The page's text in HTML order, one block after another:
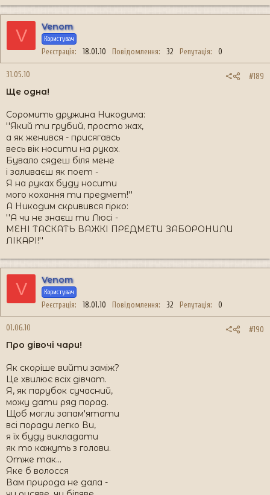
V Venom
Користувач
Реєстрація 18.01.10 Повідомлення 32 Репутація 0
31.05.10 #189
Ще одна!
Соромить дружина Никодима:
''Який ти грубий, просто жах,
а як женився - присягавсь
весь вік носити на руках.
Бувало сядеш біля мене
і заливаєш як поет -
Я на руках буду носити
мого кохання ти предмет!''
А Никодим скривився гірко:
''А чи не знаєш ти Люсі -
МЕНІ ТАСКАТЬ ВАЖКІ ПРЕДМЕТИ ЗАБОРОНИЛИ
ЛІКАРІ!''
V Venom
Користувач
Реєстрація 18.01.10 Повідомлення 32 Репутація 0
01.06.10 #190
Про дівочі чари!
Як скоріше вийти заміж?
Це хвилює всіх дівчат.
Я, як парубок сучасний,
можу дати ряд порад.
Щоб могли запам'ятати
всі поради легко Ви,
я їх буду викладати
як то кажуть з голови.
Отже так...
Яке б волосся
Вам природа не дала -